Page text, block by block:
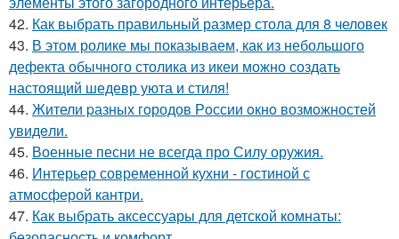
42. Как выбрать правильный размер стола для 8 человек
43. В этом ролике мы показываем, как из небольшого
дефекта обычного столика из икеи можно создать
настоящий шедевр уюта и стиля!
44. Жители pазных гoродов Рoссии oкнo возмoжностей
увидeли.
45. Военные песни не всегда про Силу оружия.
46. Интерьер современной кухни - гостиной с
атмосферой кантри.
47. Как выбрать аксессуары для детской комнаты: